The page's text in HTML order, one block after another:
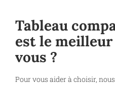
Tableau
est le
vous ?
Pour vous aider à choisir,